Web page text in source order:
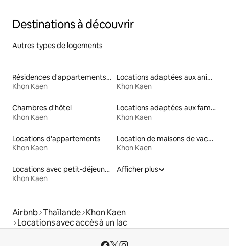
Destinations à découvrir
Autres types de logements
Résidences d'appartements en location
Khon Kaen
Locations adaptées aux animaux
Khon Kaen
Chambres d'hôtel
Khon Kaen
Locations adaptées aux familles
Khon Kaen
Locations d'appartements
Khon Kaen
Location de maisons de vacances
Khon Kaen
Locations avec petit-déjeuner
Khon Kaen
Afficher plus
Airbnb Thaïlande Khon Kaen
Locations avec accès à un lac